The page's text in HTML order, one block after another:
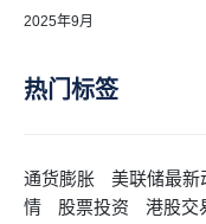
2025年9月
热门标签
通货膨胀 美联储最新
情
股票投资 港股交